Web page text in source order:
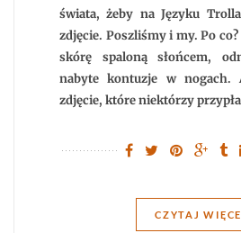
świata, żeby na Języku
zdjęcie. Poszliśmy i my. Po
skórę spaloną słońcem,
nabyte kontuzje w
zdjęcie, które niektórzy
CZYTAJ